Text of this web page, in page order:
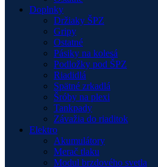
Doplnky
Držiaky ŠPZ
Gripy
Ostatné
Pásiky na kolesá
Podložky pod ŠPZ
Riadidlá
Spätné zrkadlá
Šróby na plexi
Tankpady
Závažia do riaditok
Elektro
Akumulátory
Merač tlaku
Modul brzdového svetla